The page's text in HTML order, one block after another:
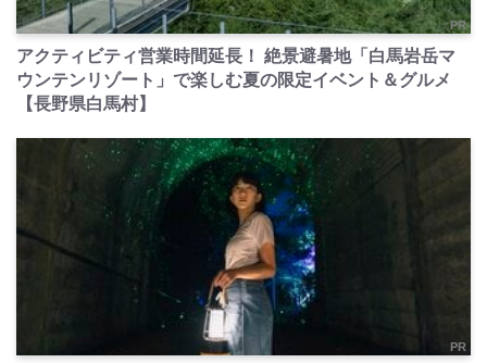
PR
アクティビティ営業時間延長！ 絶景避暑地「白馬岩岳マ
ウンテンリゾート」で楽しむ夏の限定イベント＆グルメ
【長野県白馬村】
PR